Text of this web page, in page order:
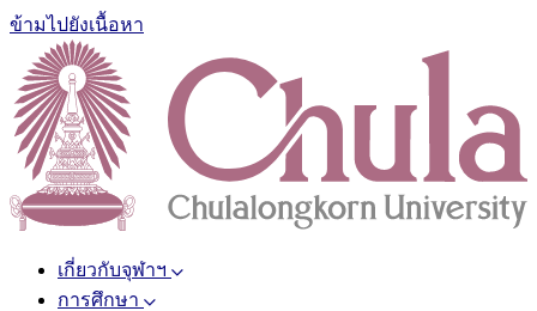
ข้ามไปยังเนื้อหา
เกี่ยวกับจุฬาฯ
การศึกษา